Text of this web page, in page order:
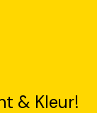
& Kleur!